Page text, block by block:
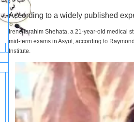
According to a widely published
Irene Ibrahim Shehata, a 21-year-old medical
mid-term exams in Asyut, according to
Institute.